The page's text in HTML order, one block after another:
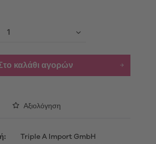
καλάθι αγορών
Αξιολόγηση
Triple A Import GmbH